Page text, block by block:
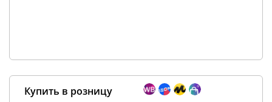
Купить в розницу